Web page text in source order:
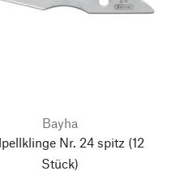
Bayha
Nr. 24 spitz (12
Stück)